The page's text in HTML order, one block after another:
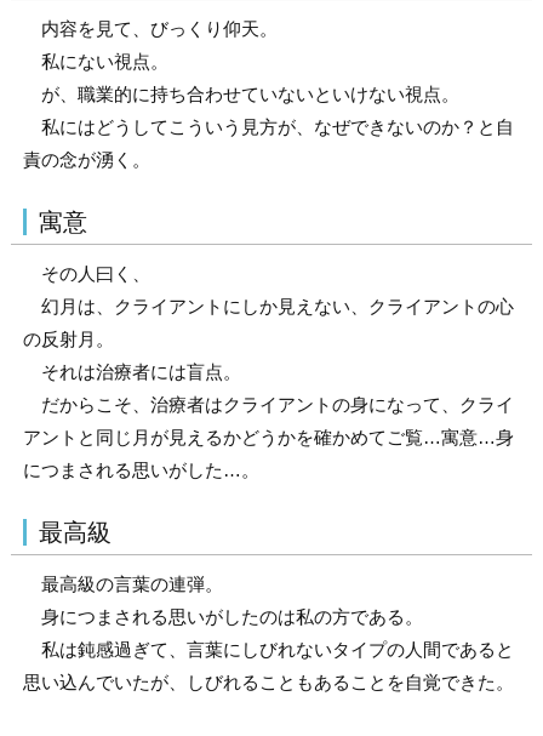
内容を見て、びっくり仰天。
私にない視点。
が、職業的に持ち合わせていないといけない視点。
私にはどうしてこういう見方が、なぜできないのか？と自
責の念が湧く。
寓意
その人曰く、
幻月は、クライアントにしか見えない、クライアントの心
の反射月。
それは治療者には盲点。
だからこそ、治療者はクライアントの身になって、クライ
アントと同じ月が見えるかどうかを確かめてご覧…寓意…身
につまされる思いがした…。
最高級
最高級の言葉の連弾。
身につまされる思いがしたのは私の方である。
私は鈍感過ぎて、言葉にしびれないタイプの人間であると
思い込んでいたが、しびれることもあることを自覚できた。